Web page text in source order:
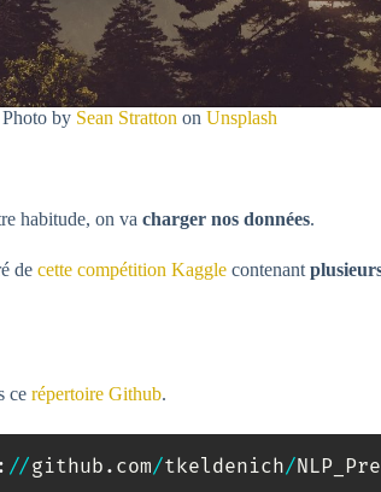
Photo by Sean Stratton on Unsplash
habitude, on va charger nos données.
de cette compétition Kaggle contenant
ce répertoire Github.
: //github . com/tkeldenich/